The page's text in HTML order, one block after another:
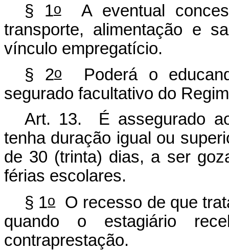
§ 1oA eventual
transporte, alimentação e
vínculo empregatício.
§ 2oPoderá o
segurado facultativo do
Art. 13. É assegurado
tenha duração igual ou
de 30 (trinta) dias, a ser
férias escolares.
§ 1oO recesso de que
quando o estagiário
contraprestação.